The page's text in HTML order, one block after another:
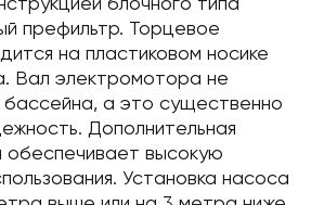
префильтр. Торцевое
на пластиковом носике
Вал электромотора не
а это существенно
Дополнительная
обеспечивает высокую
Установка насоса